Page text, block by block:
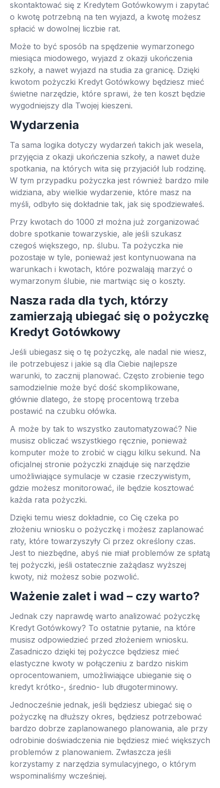
skontaktować się z Kredytem Gotówkowym i zapytać
o kwotę potrzebną na ten wyjazd, a kwotę możesz
spłacić w dowolnej liczbie rat.
Może to być sposób na spędzenie wymarzonego
miesiąca miodowego, wyjazd z okazji ukończenia
szkoły, a nawet wyjazd na studia za granicę. Dzięki
kwotom pożyczki Kredyt Gotówkowy będziesz mieć
świetne narzędzie, które sprawi, że ten koszt będzie
wygodniejszy dla Twojej kieszeni.
Wydarzenia
Ta sama logika dotyczy wydarzeń takich jak wesela,
przyjęcia z okazji ukończenia szkoły, a nawet duże
spotkania, na których wita się przyjaciół lub rodzinę.
W tym przypadku pożyczka jest również bardzo mile
widziana, aby wielkie wydarzenie, które masz na
myśli, odbyło się dokładnie tak, jak się spodziewałeś.
Przy kwotach do 1000 zł można już zorganizować
dobre spotkanie towarzyskie, ale jeśli szukasz
czegoś większego, np. ślubu. Ta pożyczka nie
pozostaje w tyle, ponieważ jest kontynuowana na
warunkach i kwotach, które pozwalają marzyć o
wymarzonym ślubie, nie martwiąc się o koszty.
Nasza rada dla tych, którzy
zamierzają ubiegać się o pożyczkę
Kredyt Gotówkowy
Jeśli ubiegasz się o tę pożyczkę, ale nadal nie wiesz,
ile potrzebujesz i jakie są dla Ciebie najlepsze
warunki, to zacznij planować. Często zrobienie tego
samodzielnie może być dość skomplikowane,
głównie dlatego, że stopę procentową trzeba
postawić na czubku ołówka.
A może by tak to wszystko zautomatyzować? Nie
musisz obliczać wszystkiego ręcznie, ponieważ
komputer może to zrobić w ciągu kilku sekund. Na
oficjalnej stronie pożyczki znajduje się narzędzie
umożliwiające symulacje w czasie rzeczywistym,
gdzie możesz monitorować, ile będzie kosztować
każda rata pożyczki.
Dzięki temu wiesz dokładnie, co Cię czeka po
złożeniu wniosku o pożyczkę i możesz zaplanować
raty, które towarzyszyły Ci przez określony czas.
Jest to niezbędne, abyś nie miał problemów ze spłatą
tej pożyczki, jeśli ostatecznie zażądasz wyższej
kwoty, niż możesz sobie pozwolić.
Ważenie zalet i wad – czy warto?
Jednak czy naprawdę warto analizować pożyczkę
Kredyt Gotówkowy? To ostatnie pytanie, na które
musisz odpowiedzieć przed złożeniem wniosku.
Zasadniczo dzięki tej pożyczce będziesz mieć
elastyczne kwoty w połączeniu z bardzo niskim
oprocentowaniem, umożliwiające ubieganie się o
kredyt krótko-, średnio- lub długoterminowy.
Jednocześnie jednak, jeśli będziesz ubiegać się o
pożyczkę na dłuższy okres, będziesz potrzebować
bardzo dobrze zaplanowanego planowania, ale przy
odrobinie doświadczenia nie będziesz mieć większych
problemów z planowaniem. Zwłaszcza jeśli
korzystamy z narzędzia symulacyjnego, o którym
wspominaliśmy wcześniej.